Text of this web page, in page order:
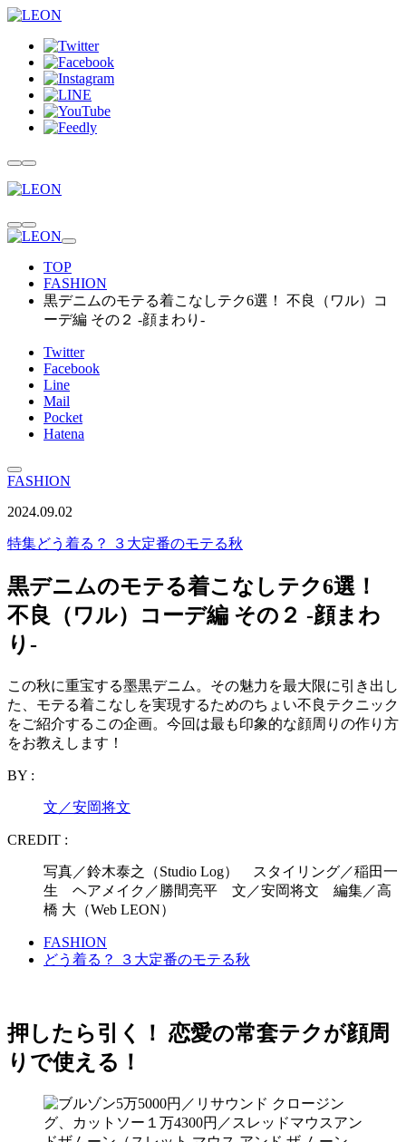
TOP
FASHION
黒デニムのモテる着こなしテク6選！ 不良（ワル）コ
ーデ編 その２ -顔まわり-
Twitter
Facebook
Line
Mail
Pocket
Hatena
FASHION
2024.09.02
特集どう着る？ ３大定番のモテる秋
黒デニムのモテる着こなしテク6選！
不良（ワル）コーデ編 その２ -顔まわ
り-
この秋に重宝する墨黒デニム。その魅力を最大限に引き出し
た、モテる着こなしを実現するためのちょい不良テクニック
をご紹介するこの企画。今回は最も印象的な顔周りの作り方
をお教えします！
BY :
文／安岡将文
CREDIT :
写真／鈴木泰之（Studio Log） スタイリング／稲田一
生 ヘアメイク／勝間亮平 文／安岡将文 編集／高
橋 大（Web LEON）
FASHION
どう着る？ ３大定番のモテる秋
押したら引く！ 恋愛の常套テクが顔周
りで使える！